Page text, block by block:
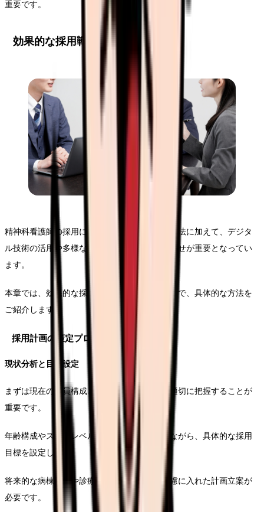
重要です。
効果的な採用戦略の立案
精神科看護師の採用においては、従来の採用手法に加えて、デジタ
ル技術の活用や多様な採用チャネルの組み合わせが重要となってい
ます。
本章では、効果的な採用戦略の立案から実施まで、具体的な方法を
ご紹介します。
採用計画の策定プロセス
現状分析と目標設定
まずは現在の人員構成と将来的な必要人数を適切に把握することが
重要です。
年齢構成やスキルレベルのバランスを考慮しながら、具体的な採用
目標を設定します。
将来的な病棟再編や診療体制の変更なども考慮に入れた計画立案が
必要です。